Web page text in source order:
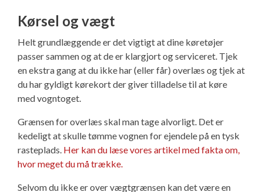
Forsikring af campingvogn
Isabella fortelte
Isabella Fortelte
Isabella Lufttelte
Isabella weekend- og vinterfortelte
Isabella fortelte til specialvogne
Camping erhverv
E-trailer kontrol- og sikkerhedsapp
Byvand - rindende vand i campingvognen
3 spændende ideer til campingvognen
GPS tracker til autocamper og campingvogn
Sikker handel
Klagemuligheder
Konkurrenceregler
Handelsbetingelser - webshop
Cookie & Privatlivspolitik
Persondata
Kørsel og vægt
Helt grundlæggende er det vigtigt at dine køretøjer
passer sammen og at de er klargjort og serviceret. Tjek
en ekstra gang at du ikke har (eller får) overlæs og tjek at
du har gyldigt kørekort der giver tilladelse til at køre
med vogntoget.
Grænsen for overlæs skal man tage alvorligt. Det er
kedeligt at skulle tømme vognen for ejendele på en tysk
rasteplads. Her kan du læse vores artikel med fakta om,
hvor meget du må trække.
Selvom du ikke er over vægtgrænsen kan det være en